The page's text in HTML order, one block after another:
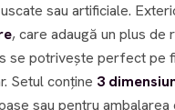
sau artificiale.
, care adaugă un plus de
Setul conține 3
sau pentru